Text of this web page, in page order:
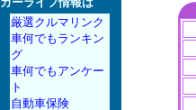
厳選クルマリンク
車何でもランキン
グ
車何でもアンケー
ト
自動車保険